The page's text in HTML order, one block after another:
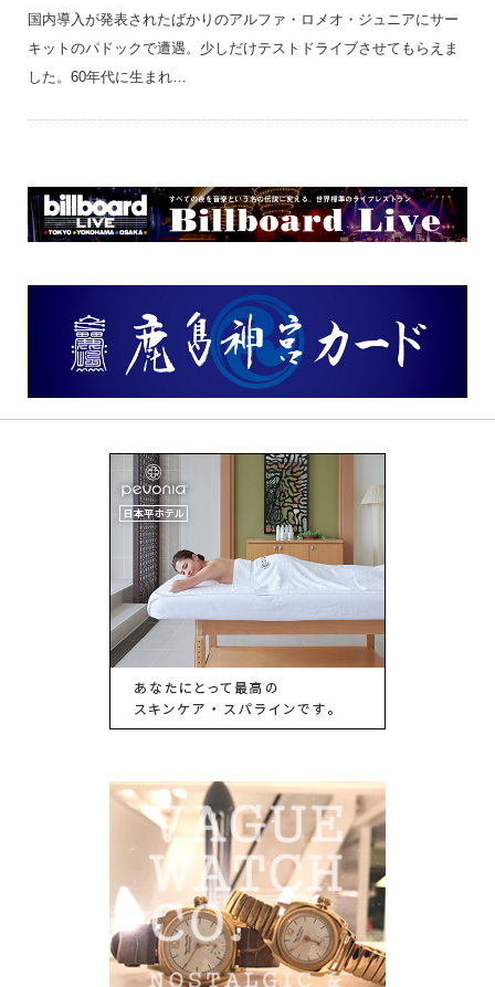
国内導入が発表されたばかりのアルファ・ロメオ・ジュニアにサー
キットのパドックで遭遇。少しだけテストドライブさせてもらえま
した。60年代に生まれ…